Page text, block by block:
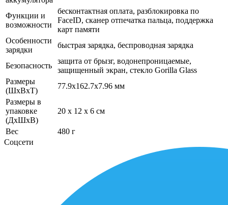
Функции и
возможности
бесконтактная оплата, разблокировка по
FaceID, сканер отпечатка пальца, поддержка
карт памяти
Особенности
зарядки
быстрая зарядка, беспроводная зарядка
Безопасность
защита от брызг, водонепроницаемые,
защищенный экран, cтекло Gorilla Glass
Размеры
(ШхВхТ)
77.9x162.7x7.96 мм
Размеры в
упаковке
(ДхШхВ)
20 x 12 x 6 см
Вес
480 г
Соцсети